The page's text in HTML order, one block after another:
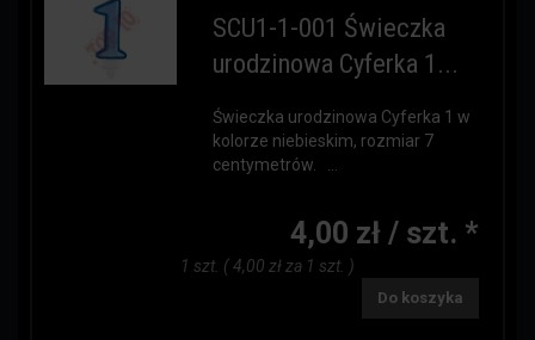
SCU1-1-001 Świeczka
urodzinowa Cyferka 1...
Świeczka urodzinowa Cyferka 1 w
kolorze niebieskim, rozmiar 7
centymetrów. ...
4,00 zł / szt. *
1 szt. ( 4,00 zł za 1 szt. )
Do koszyka